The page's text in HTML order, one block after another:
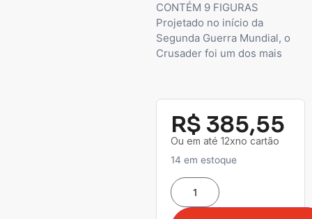
CONTÉM 9 FIGURAS
Projetado no início da
Segunda Guerra Mundial, o
Crusader foi um dos mais
R$ 385,55
Ou em até 12xno cartão
14 em estoque